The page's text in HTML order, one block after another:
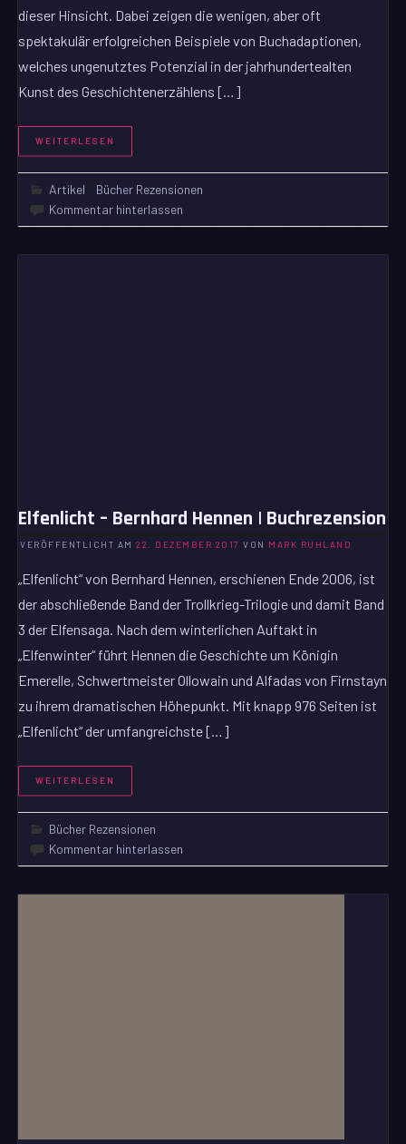
dieser Hinsicht. Dabei zeigen die wenigen, aber oft
spektakulär erfolgreichen Beispiele von Buchadaptionen,
welches ungenutztes Potenzial in der jahrhundertealten
Kunst des Geschichtenerzählens […]
WEITERLESEN
Artikel
Bücher Rezensionen
Kommentar hinterlassen
Elfenlicht – Bernhard Hennen | Buchrezension
VERÖFFENTLICHT AM22. DEZEMBER 2017 VON MARK RUHLAND
„Elfenlicht“ von Bernhard Hennen, erschienen Ende 2006, ist
der abschließende Band der Trollkrieg-Trilogie und damit Band
3 der Elfensaga. Nach dem winterlichen Auftakt in
„Elfenwinter“ führt Hennen die Geschichte um Königin
Emerelle, Schwertmeister Ollowain und Alfadas von Firnstayn
zu ihrem dramatischen Höhepunkt. Mit knapp 976 Seiten ist
„Elfenlicht“ der umfangreichste […]
WEITERLESEN
Bücher Rezensionen
Kommentar hinterlassen